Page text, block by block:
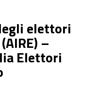
elettori
–
Elettori